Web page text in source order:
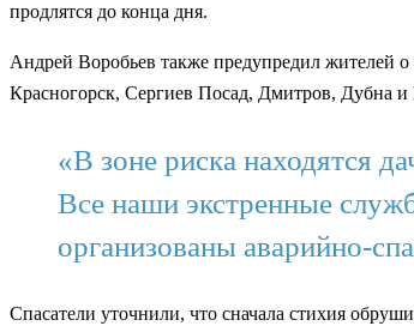
продлятся до конца дня.
Андрей Воробьев также предупредил жителей
Красногорск, Сергиев Посад, Дмитров, Дубна и
«В зоне риска находятся
Все наши экстренные
организованы аварийно-
Спасатели уточнили, что сначала стихия